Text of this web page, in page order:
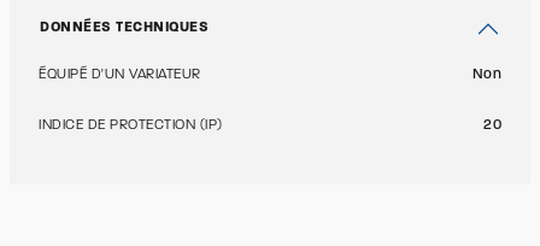
DONNÉES TECHNIQUES
ÉQUIPÉ D'UN VARIATEUR Non
INDICE DE PROTECTION (IP) 20